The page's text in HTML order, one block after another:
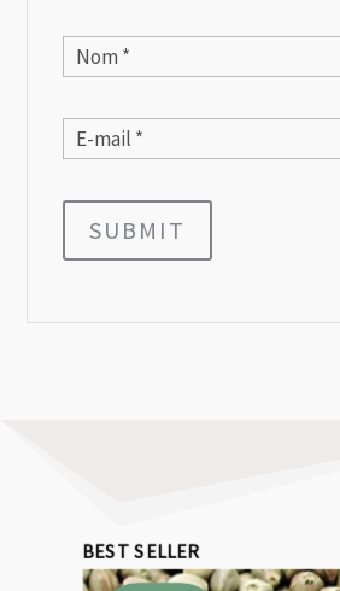
SUBMIT
BEST SELLER